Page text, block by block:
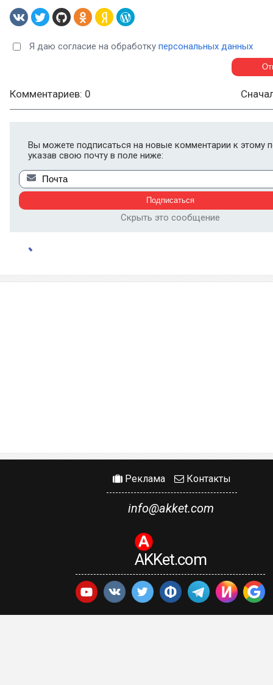
Я даю согласие на обработку персональных данных
Комментариев: 0
Вы можете подписаться на новые комментарии к этому
указав свою почту в поле ниже:
Скрыть это сообщение
Реклама Контакты
info@akket.com
AKKet.com